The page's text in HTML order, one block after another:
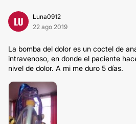
LU
Luna0912
22 ago 2019
La bomba del dolor es un coctel de
intravenoso, en donde el paciente
nivel de dolor. A mi me duro 5 días.